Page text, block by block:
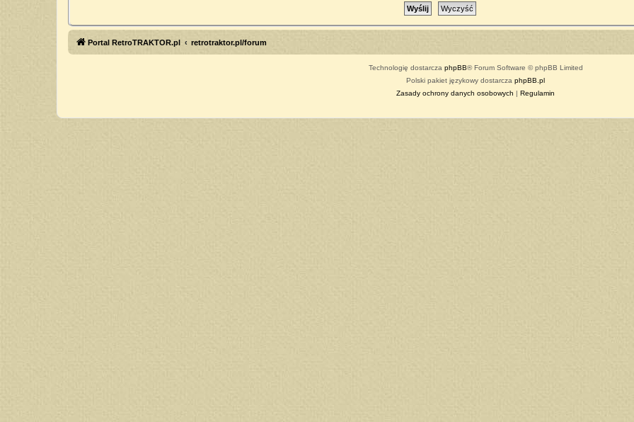
Portal RetroTRAKTOR.pl retrotraktor.pl/forum
Technologię dostarcza phpBB® Forum Software © phpBB Limited
Polski pakiet językowy dostarcza phpBB.pl
Zasady ochrony danych osobowych | Regulamin